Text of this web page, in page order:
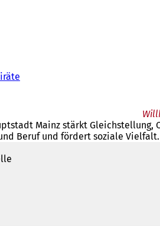
Mainz stärkt
Beruf und fördert soziale Vielfalt.